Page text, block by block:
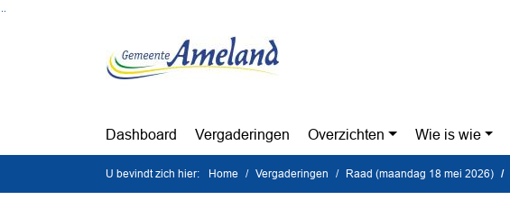
Dashboard Vergaderingen Overzichten Wie is wie
U bevindt zich hier: Home Vergaderingen Raad (maandag 18 mei 2026)